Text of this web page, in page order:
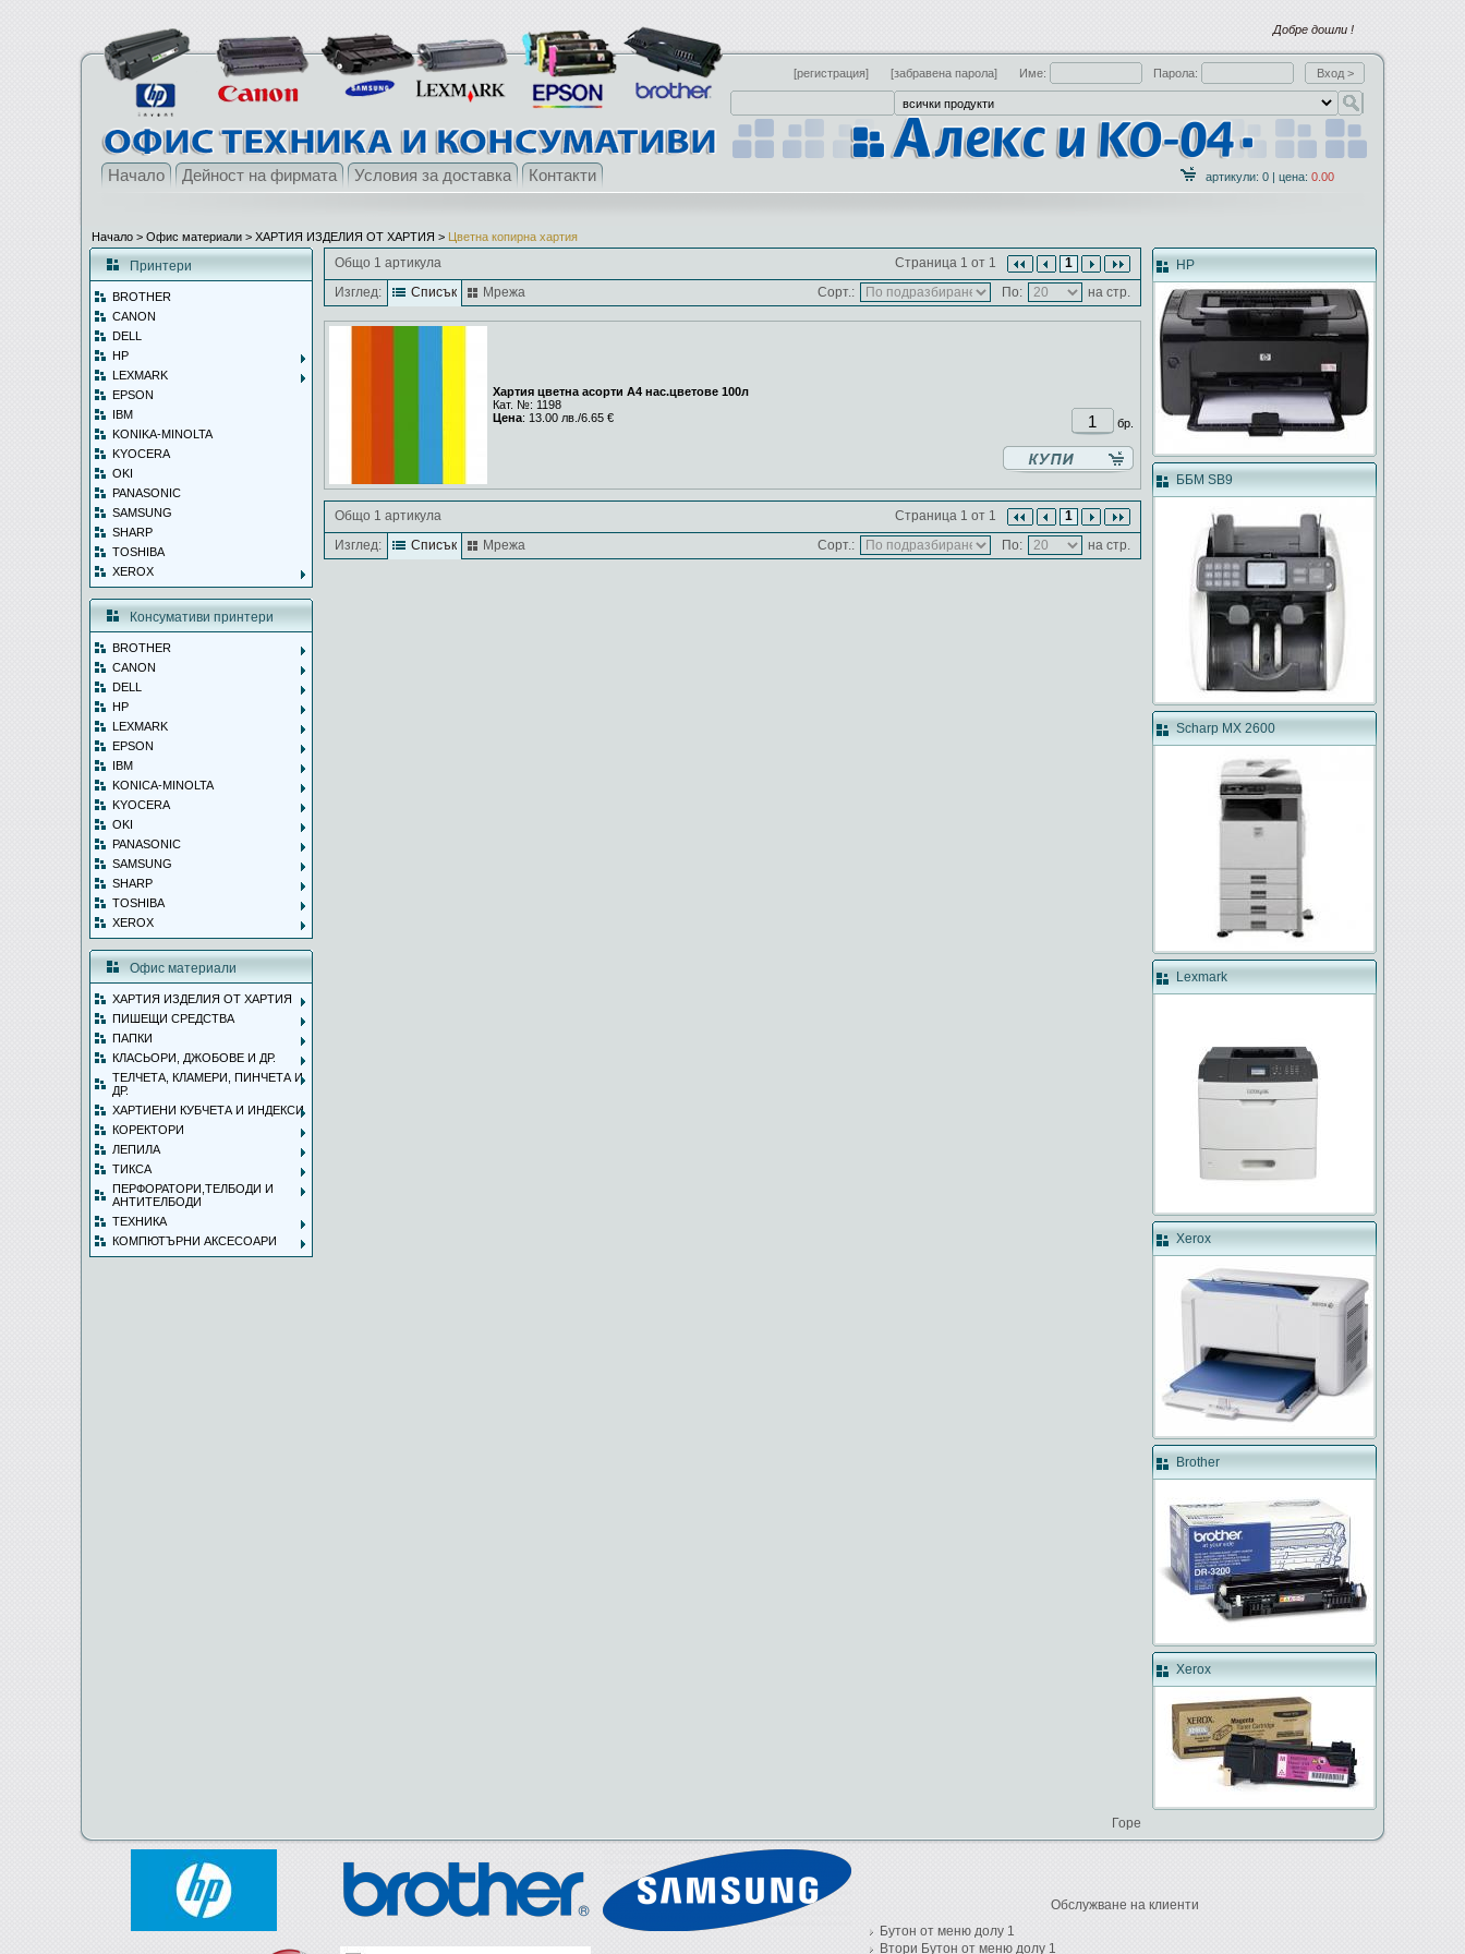
Добре дошли !
[регистрация] [забравена парола] Име: Парола:
Начало Дейност на фирмата Условия за доставка Контакти артикули: 0 | цена: 0.00
Начало > Офис материали > ХАРТИЯ ИЗДЕЛИЯ ОТ ХАРТИЯ > Цветна копирна хартия
Принтери
BROTHER
CANON
DELL
HP
LEXMARK
EPSON
IBM
KONIKA-MINOLTA
KYOCERA
OKI
PANASONIC
SAMSUNG
SHARP
TOSHIBA
XEROX
Консумативи принтери
BROTHER
CANON
DELL
HP
LEXMARK
EPSON
IBM
KONICA-MINOLTA
KYOCERA
OKI
PANASONIC
SAMSUNG
SHARP
TOSHIBA
XEROX
Офис материали
ХАРТИЯ ИЗДЕЛИЯ ОТ ХАРТИЯ
ПИШЕЩИ СРЕДСТВА
ПАПКИ
КЛАСЬОРИ, ДЖОБОВЕ И ДР.
ТЕЛЧЕТА, КЛАМЕРИ, ПИНЧЕТА И
ДР.
ХАРТИЕНИ КУБЧЕТА И ИНДЕКСИ
КОРЕКТОРИ
ЛЕПИЛА
ТИКСА
ПЕРФОРАТОРИ,ТЕЛБОДИ И
АНТИТЕЛБОДИ
ТЕХНИКА
КОМПЮТЪРНИ АКСЕСОАРИ
Общо 1 артикула Страница 1 от 1
1
Изглед:
Списък Мрежа Сорт.: По: на стр.
Хартия цветна асорти A4 нас.цветове 100л
Кат. №: 1198
Цена: 13.00 лв./6.65 € бр.
Общо 1 артикула Страница 1 от 1
1
Изглед:
Списък Мрежа Сорт.: По: на стр.
HP
ББМ SB9
Scharp MX 2600
Lexmark
Xerox
Brother
Xerox
Горе
Обслужване на клиенти
Бутон от меню долу 1
Втори Бутон от меню долу 1